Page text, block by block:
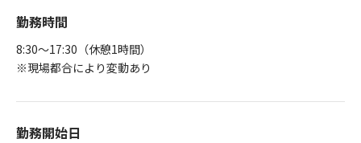
勤務時間
8:30～17:30（休憩1時間）
※現場都合により変動あり
勤務開始日